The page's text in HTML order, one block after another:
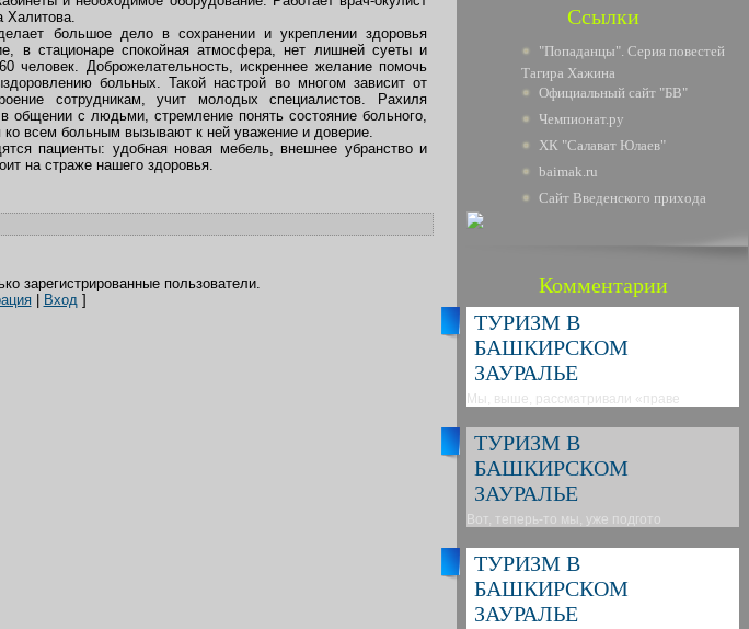
Халитова.
большое дело в сохранении и укреплении здоровья
в стационаре спокойная атмосфера, нет лишней суеты и
человек. Доброжелательность, искреннее желание помочь
больных. Такой настрой во многом зависит от
сотрудникам, учит молодых специалистов. Рахиля
общении с людьми, стремление понять состояние больного,
всем больным вызывают к ней уважение и доверие.
пациенты: удобная новая мебель, внешнее убранство и
на страже нашего здоровья.
зарегистрированные пользователи.
| Вход]
Ссылки
"Попаданцы". Серия повестей
Тагира Хажина
Официальный сайт "БВ"
Чемпионат.ру
ХК "Салават Юлаев"
baimak.ru
Сайт Введенского прихода
Комментарии
ТУРИЗМ В
БАШКИРСКОМ
ЗАУРАЛЬЕ
Мы, выше, рассматривали «праве
ТУРИЗМ В
БАШКИРСКОМ
ЗАУРАЛЬЕ
Вот, теперь-то мы, уже подгото
ТУРИЗМ В
БАШКИРСКОМ
ЗАУРАЛЬЕ